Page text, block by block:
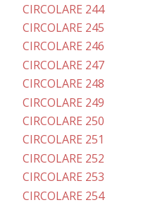
CIRCOLARE 244
CIRCOLARE 245
CIRCOLARE 246
CIRCOLARE 247
CIRCOLARE 248
CIRCOLARE 249
CIRCOLARE 250
CIRCOLARE 251
CIRCOLARE 252
CIRCOLARE 253
CIRCOLARE 254